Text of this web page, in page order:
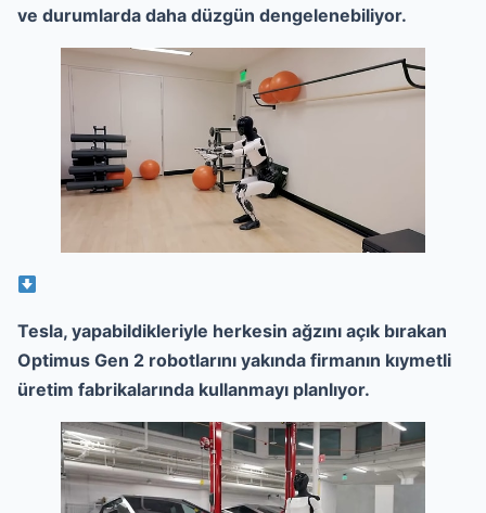
ve durumlarda daha düzgün dengelenebiliyor.
Tesla, yapabildikleriyle herkesin ağzını açık bırakan
Optimus Gen 2 robotlarını yakında firmanın kıymetli
üretim fabrikalarında kullanmayı planlıyor.